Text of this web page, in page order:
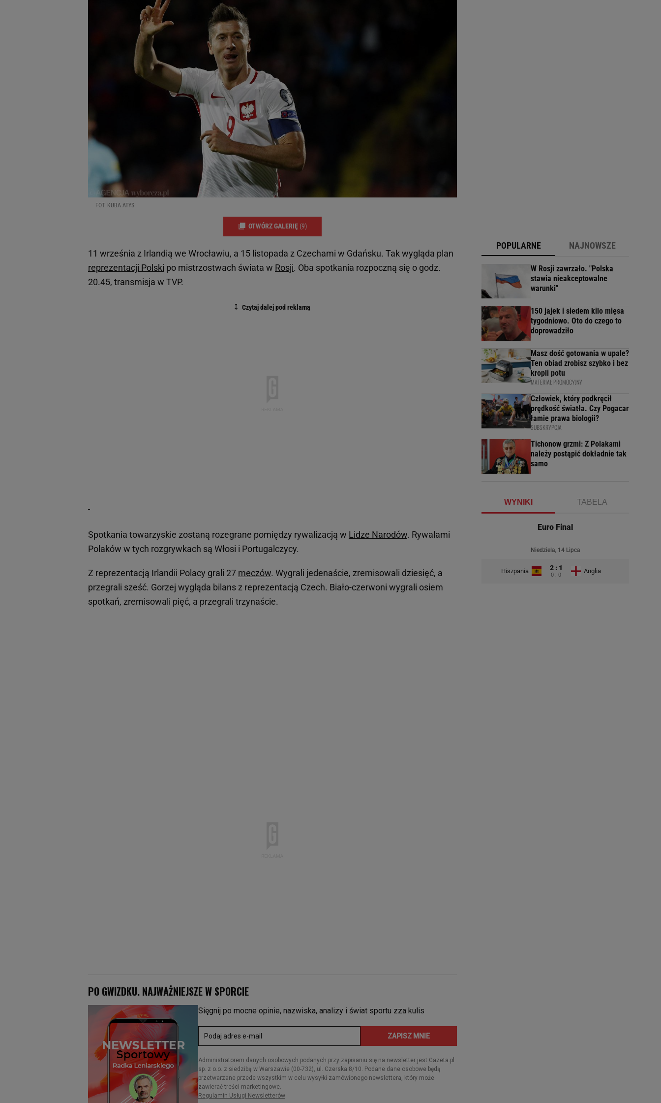
FOT. KUBA ATYS
OTWÓRZ GALERIĘ (9)
11 września z Irlandią we Wrocławiu, a 15 listopada z Czechami w Gdańsku. Tak wygląda plan
reprezentacji Polski po mistrzostwach świata w Rosji. Oba spotkania rozpoczną się o godz.
20.45, transmisja w TVP.
Spotkania towarzyskie zostaną rozegrane pomiędzy rywalizacją w Lidze Narodów. Rywalami
Polaków w tych rozgrywkach są Włosi i Portugalczycy.
Z reprezentacją Irlandii Polacy grali 27 meczów. Wygrali jedenaście, zremisowali dziesięć, a
przegrali sześć. Gorzej wygląda bilans z reprezentacją Czech. Biało-czerwoni wygrali osiem
spotkań, zremisowali pięć, a przegrali trzynaście.
POPULARNE NAJNOWSZE
W Rosji zawrzało. "Polska
stawia nieakceptowalne
warunki"
150 jajek i siedem kilo mięsa
tygodniowo. Oto do czego to
doprowadziło
Masz dość gotowania w upale?
Ten obiad zrobisz szybko i bez
kropli potu
MATERIAŁ PROMOCYJNY
Człowiek, który podkręcił
prędkość światła. Czy Pogacar
łamie prawa biologii?
SUBSKRYPCJA
Tichonow grzmi: Z Polakami
należy postąpić dokładnie tak
samo
WYNIKI TABELA
Euro Final
Niedziela, 14 Lipca
Hiszpania 2 : 1
0 : 0
Anglia